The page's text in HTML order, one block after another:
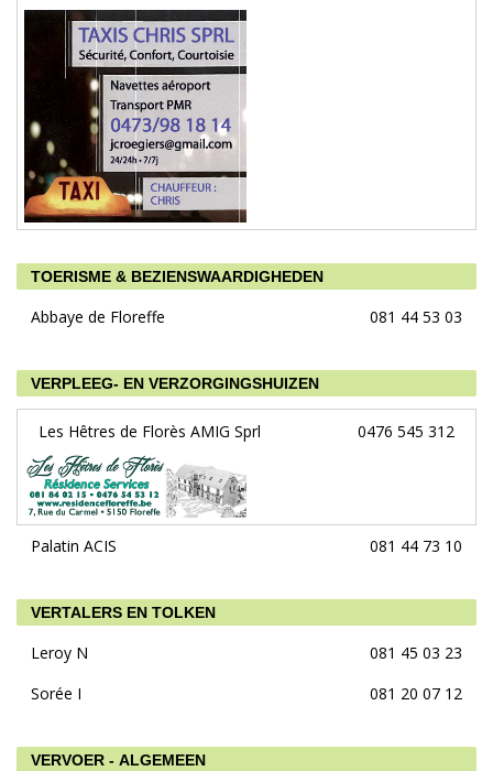
TOERISME & BEZIENSWAARDIGHEDEN
Abbaye de Floreffe 081 44 53 03
VERPLEEG- EN VERZORGINGSHUIZEN
Les Hêtres de Florès AMIG Sprl 0476 545 312
Palatin ACIS 081 44 73 10
VERTALERS EN TOLKEN
Leroy N
081 45 03 23
Sorée I
081 20 07 12
VERVOER - ALGEMEEN